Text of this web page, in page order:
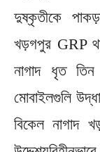
দুষ্কৃতীকে
খড়গপুর GRP
নাগাদ ধৃত
মোবাইলগুলি
বিকেল নাগাদ